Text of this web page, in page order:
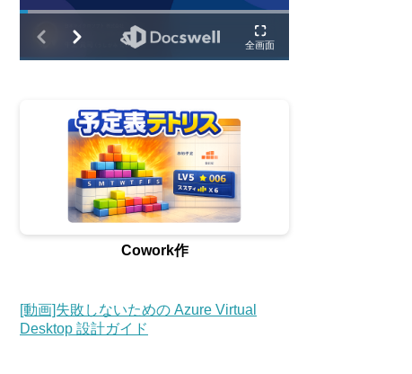
Cowork作
[動画]失敗しないための Azure Virtual
Desktop 設計ガイド